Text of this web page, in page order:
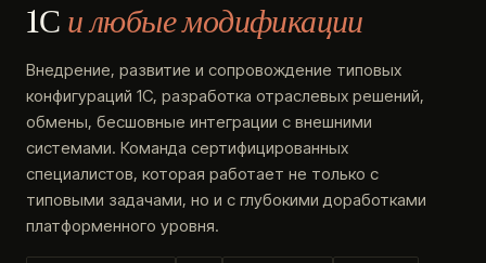
1С и любые модификации
Внедрение, развитие и сопровождение типовых
конфигураций 1С, разработка отраслевых решений,
обмены, бесшовные интеграции с внешними
системами. Команда сертифицированных
специалистов, которая работает не только с
типовыми задачами, но и с глубокими доработками
платформенного уровня.